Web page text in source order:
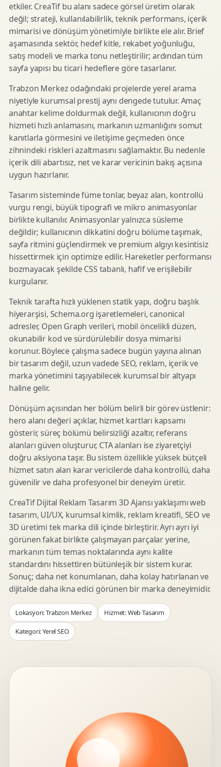
etkiler. CreaTif bu alanı sadece görsel üretim olarak
değil; strateji, kullanılabilirlik, teknik performans, içerik
mimarisi ve dönüşüm yönetimiyle birlikte ele alır. Brief
aşamasında sektör, hedef kitle, rekabet yoğunluğu,
satış modeli ve marka tonu netleştirilir; ardından tüm
sayfa yapısı bu ticari hedeflere göre tasarlanır.
Trabzon Merkez odağındaki projelerde yerel arama
niyetiyle kurumsal prestij aynı dengede tutulur. Amaç
anahtar kelime doldurmak değil, kullanıcının doğru
hizmeti hızlı anlamasını, markanın uzmanlığını somut
kanıtlarla görmesini ve iletişime geçmeden önce
zihnindeki riskleri azaltmasını sağlamaktır. Bu nedenle
içerik dili abartısız, net ve karar vericinin bakış açısına
uygun hazırlanır.
Tasarım sisteminde füme tonlar, beyaz alan, kontrollü
vurgu rengi, büyük tipografi ve mikro animasyonlar
birlikte kullanılır. Animasyonlar yalnızca süsleme
değildir; kullanıcının dikkatini doğru bölüme taşımak,
sayfa ritmini güçlendirmek ve premium algıyı kesintisiz
hissettirmek için optimize edilir. Hareketler performansı
bozmayacak şekilde CSS tabanlı, hafif ve erişilebilir
kurgulanır.
Teknik tarafta hızlı yüklenen statik yapı, doğru başlık
hiyerarşisi, Schema.org işaretlemeleri, canonical
adresler, Open Graph verileri, mobil öncelikli düzen,
okunabilir kod ve sürdürülebilir dosya mimarisi
korunur. Böylece çalışma sadece bugün yayına alınan
bir tasarım değil, uzun vadede SEO, reklam, içerik ve
marka yönetimini taşıyabilecek kurumsal bir altyapı
haline gelir.
Dönüşüm açısından her bölüm belirli bir görev üstlenir:
hero alanı değeri açıklar, hizmet kartları kapsamı
gösterir, süreç bölümü belirsizliği azaltır, referans
alanları güven oluşturur, CTA alanları ise ziyaretçiyi
doğru aksiyona taşır. Bu sistem özellikle yüksek bütçeli
hizmet satın alan karar vericilerde daha kontrollü, daha
güvenilir ve daha profesyonel bir deneyim üretir.
CreaTif Dijital Reklam Tasarım 3D Ajansı yaklaşımı web
tasarım, UI/UX, kurumsal kimlik, reklam kreatifi, SEO ve
3D üretimi tek marka dili içinde birleştirir. Ayrı ayrı iyi
görünen fakat birlikte çalışmayan parçalar yerine,
markanın tüm temas noktalarında aynı kalite
standardını hissettiren bütünleşik bir sistem kurar.
Sonuç; daha net konumlanan, daha kolay hatırlanan ve
dijitalde daha ikna edici görünen bir marka deneyimidir.
Lokasyon: Trabzon Merkez Hizmet: Web Tasarım
Kategori: Yerel SEO